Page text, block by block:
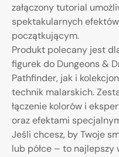
załączony tutorial
spektakularnych
początkującym.
Produkt polecany jest
figurek do Dungeons &
Pathfinder, jak i
technik malarskich.
łączenie kolorów i
oraz efektami
Jeśli chcesz, by Twoje
lub półce – to najlepszy